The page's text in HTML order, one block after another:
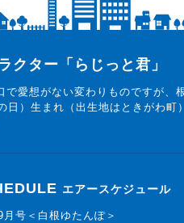
クター「らじっと君」
で愛想がない変わりものですが、
日）生まれ（出生地はときがわ町）
エアースケジュール
号＜白根ゆたんぽ＞